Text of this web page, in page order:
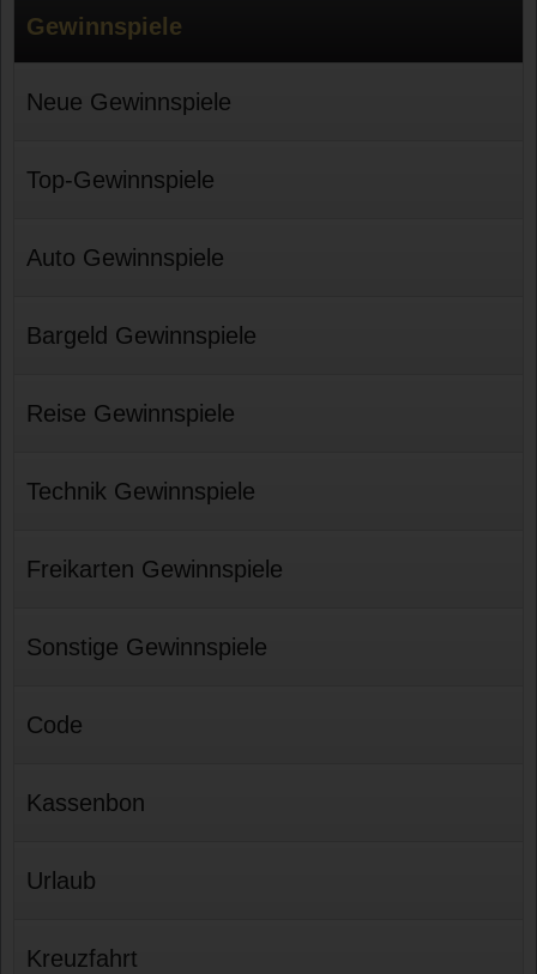
Gewinnspiele
Neue Gewinnspiele
Top-Gewinnspiele
Auto Gewinnspiele
Bargeld Gewinnspiele
Reise Gewinnspiele
Technik Gewinnspiele
Freikarten Gewinnspiele
Sonstige Gewinnspiele
Code
Kassenbon
Urlaub
Kreuzfahrt